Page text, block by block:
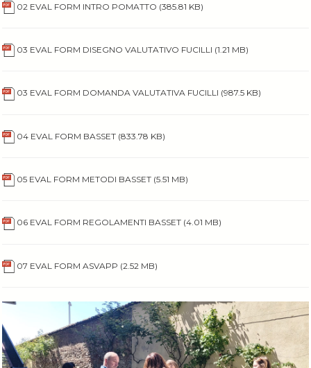
02 EVAL FORM INTRO POMATTO (385.81 KB)
03 EVAL FORM DISEGNO VALUTATIVO FUCILLI (1.21 MB)
03 EVAL FORM DOMANDA VALUTATIVA FUCILLI (987.5 KB)
04 EVAL FORM BASSET (833.78 KB)
05 EVAL FORM METODI BASSET (5.51 MB)
06 EVAL FORM REGOLAMENTI BASSET (4.01 MB)
07 EVAL FORM ASVAPP (2.52 MB)